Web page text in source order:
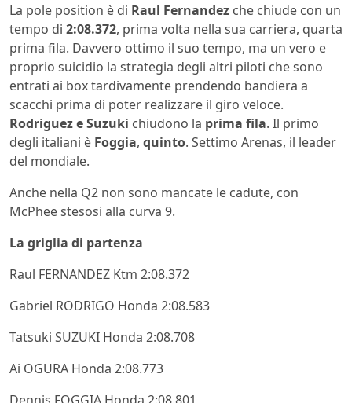
La pole position è di Raul Fernandez che chiude con un
tempo di 2:08.372, prima volta nella sua carriera, quarta
prima fila. Davvero ottimo il suo tempo, ma un vero e
proprio suicidio la strategia degli altri piloti che sono
entrati ai box tardivamente prendendo bandiera a
scacchi prima di poter realizzare il giro veloce.
Rodriguez e Suzuki chiudono la prima fila. Il primo
degli italiani è Foggia, quinto. Settimo Arenas, il leader
del mondiale.
Anche nella Q2 non sono mancate le cadute, con
McPhee stesosi alla curva 9.
La griglia di partenza
Raul FERNANDEZ Ktm 2:08.372
Gabriel RODRIGO Honda 2:08.583
Tatsuki SUZUKI Honda 2:08.708
Ai OGURA Honda 2:08.773